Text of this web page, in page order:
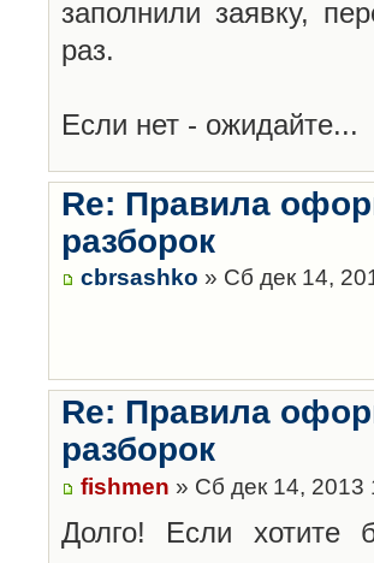
заполнили заявку,
раз.
Если нет - ожидайте...
Re: Правила
разборок
cbrsashko » Сб дек 14,
Re: Правила
разборок
fishmen » Сб дек 14, 2013
Долго! Если хотите